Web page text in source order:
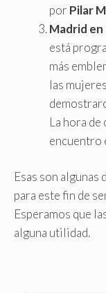
por Pilar
Madrid
está
más
las
La hora
encuentro
Esas son algunas
para este fin de
Esperamos que
alguna utilidad.